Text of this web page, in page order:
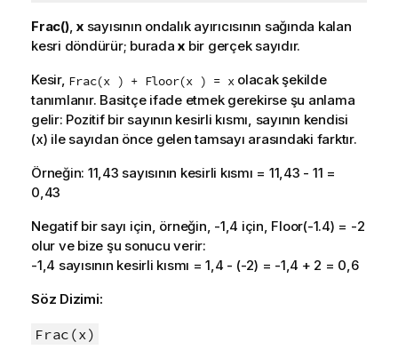
Frac(), xsayısının ondalık ayırıcısının sağında kalan
kesri döndürür; buradax bir gerçek sayıdır.
Kesir, Frac(x ) + Floor(x ) = x olacak şekilde
tanımlanır. Basitçe ifade etmek gerekirse şu anlama
gelir: Pozitif bir sayının kesirli kısmı, sayının kendisi
(x) ile sayıdan önce gelen tamsayı arasındaki farktır.
Örneğin: 11,43 sayısının kesirli kısmı = 11,43 - 11 =
0,43
Negatif bir sayı için, örneğin, -1,4 için, Floor(-1.4) = -2
olur ve bize şu sonucu verir:
-1,4 sayısının kesirli kısmı = 1,4 - (-2) = -1,4 + 2 = 0,6
Söz Dizimi:
Frac(x)